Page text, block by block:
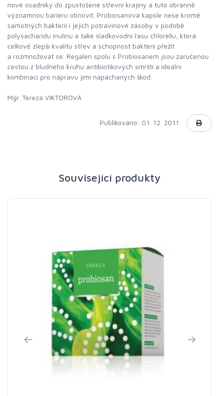
nové osadníky do zpustošené střevní krajiny a tuto obranně
významnou bariéru obnovit. Probiosanová kapsle nese kromě
samotných bakterií i jejich potravinové zásoby v podobě
polysacharidu inulinu a také sladkovodní řasu chlorellu, která
celkově zlepší kvalitu střev a schopnost bakterií přežít
a rozmnožovat se. Regalen spolu s Probiosanem jsou zaručenou
cestou z bludného kruhu antibiotikových smrští a ideální
kombinací pro nápravu jimi napáchaných škod.
Mgr. Tereza VIKTOROVÁ
Publikováno: 01. 12. 2011
Související produkty